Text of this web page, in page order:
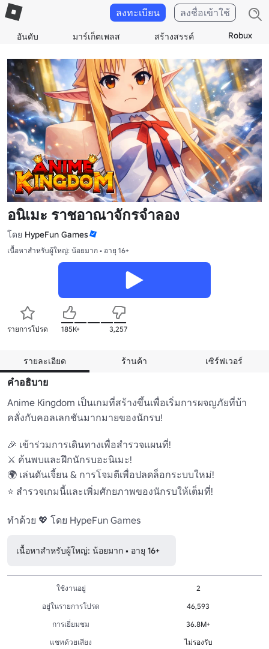
อันดับ มาร์เก็ตเพลส สร้างสรรค์ Robux
ลงทะเบียน ลงชื่อเข้าใช้
อนิเมะ ราชอาณาจักรจําลอง
โดย HypeFun Games
เนื้อหาสำหรับผู้ใหญ่: น้อยมาก • อายุ 16+
รายการโปรด 185K+ 3,257
รายละเอียด ร้านค้า เซิร์ฟเวอร์
คำอธิบาย
Anime Kingdom เป็นเกมที่สร้างขึ้นเพื่อเริ่มการผจญภัยที่บ้า
คลั่งกับคอลเลกชันมากมายของนักรบ!
🎉 เข้าร่วมการเดินทางเพื่อสํารวจแผนที่!
⚔️ ค้นพบและฝึกนักรบอะนิเมะ!
🌍 เล่นดันเจี้ยน & การโจมตีเพื่อปลดล็อกระบบใหม่!
⭐ สํารวจเกมนี้และเพิ่มศักยภาพของนักรบให้เต็มที่!
ทําด้วย 💖 โดย HypeFun Games
เนื้อหาสำหรับผู้ใหญ่: น้อยมาก • อายุ 16+
ใช้งานอยู่
2
อยู่ในรายการโปรด
46,593
การเยี่ยมชม
36.8M+
แชทด้วยเสียง
ไม่รองรับ